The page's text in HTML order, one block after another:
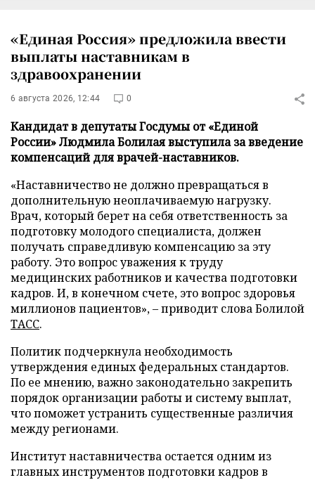
«Единая Россия» предложила ввести
выплаты наставникам в
здравоохранении
6 августа 2026, 12:44 0
Кандидат в депутаты Госдумы от «Единой
России» Людмила Болилая выступила за введение
компенсаций для врачей-наставников.
«Наставничество не должно превращаться в
дополнительную неоплачиваемую нагрузку.
Врач, который берет на себя ответственность за
подготовку молодого специалиста, должен
получать справедливую компенсацию за эту
работу. Это вопрос уважения к труду
медицинских работников и качества подготовки
кадров. И, в конечном счете, это вопрос здоровья
миллионов пациентов», – приводит слова Болилой
ТАСС.
Политик подчеркнула необходимость
утверждения единых федеральных стандартов.
По ее мнению, важно законодательно закрепить
порядок организации работы и систему выплат,
что поможет устранить существенные различия
между регионами.
Институт наставничества остается одним из
главных инструментов подготовки кадров в